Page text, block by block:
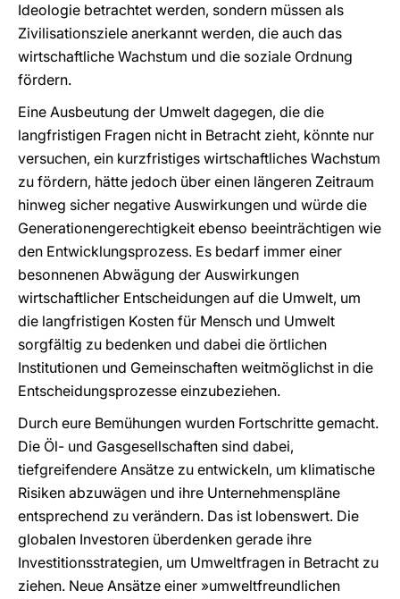
Ideologie betrachtet werden, sondern müssen als
Zivilisationsziele anerkannt werden, die auch das
wirtschaftliche Wachstum und die soziale Ordnung
fördern.
Eine Ausbeutung der Umwelt dagegen, die die
langfristigen Fragen nicht in Betracht zieht, könnte nur
versuchen, ein kurzfristiges wirtschaftliches Wachstum
zu fördern, hätte jedoch über einen längeren Zeitraum
hinweg sicher negative Auswirkungen und würde die
Generationengerechtigkeit ebenso beeinträchtigen wie
den Entwicklungsprozess. Es bedarf immer einer
besonnenen Abwägung der Auswirkungen
wirtschaftlicher Entscheidungen auf die Umwelt, um
die langfristigen Kosten für Mensch und Umwelt
sorgfältig zu bedenken und dabei die örtlichen
Institutionen und Gemeinschaften weitmöglichst in die
Entscheidungsprozesse einzubeziehen.
Durch eure Bemühungen wurden Fortschritte gemacht.
Die Öl- und Gasgesellschaften sind dabei,
tiefgreifendere Ansätze zu entwickeln, um klimatische
Risiken abzuwägen und ihre Unternehmenspläne
entsprechend zu verändern. Das ist lobenswert. Die
globalen Investoren überdenken gerade ihre
Investitionsstrategien, um Umweltfragen in Betracht zu
ziehen. Neue Ansätze einer »umweltfreundlichen